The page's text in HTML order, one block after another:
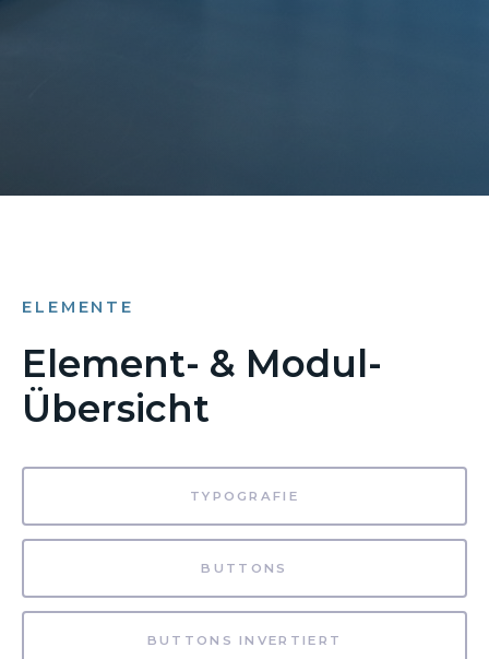
ELEMENTE
Element- & Modul-
Übersicht
TYPOGRAFIE
BUTTONS
BUTTONS INVERTIERT